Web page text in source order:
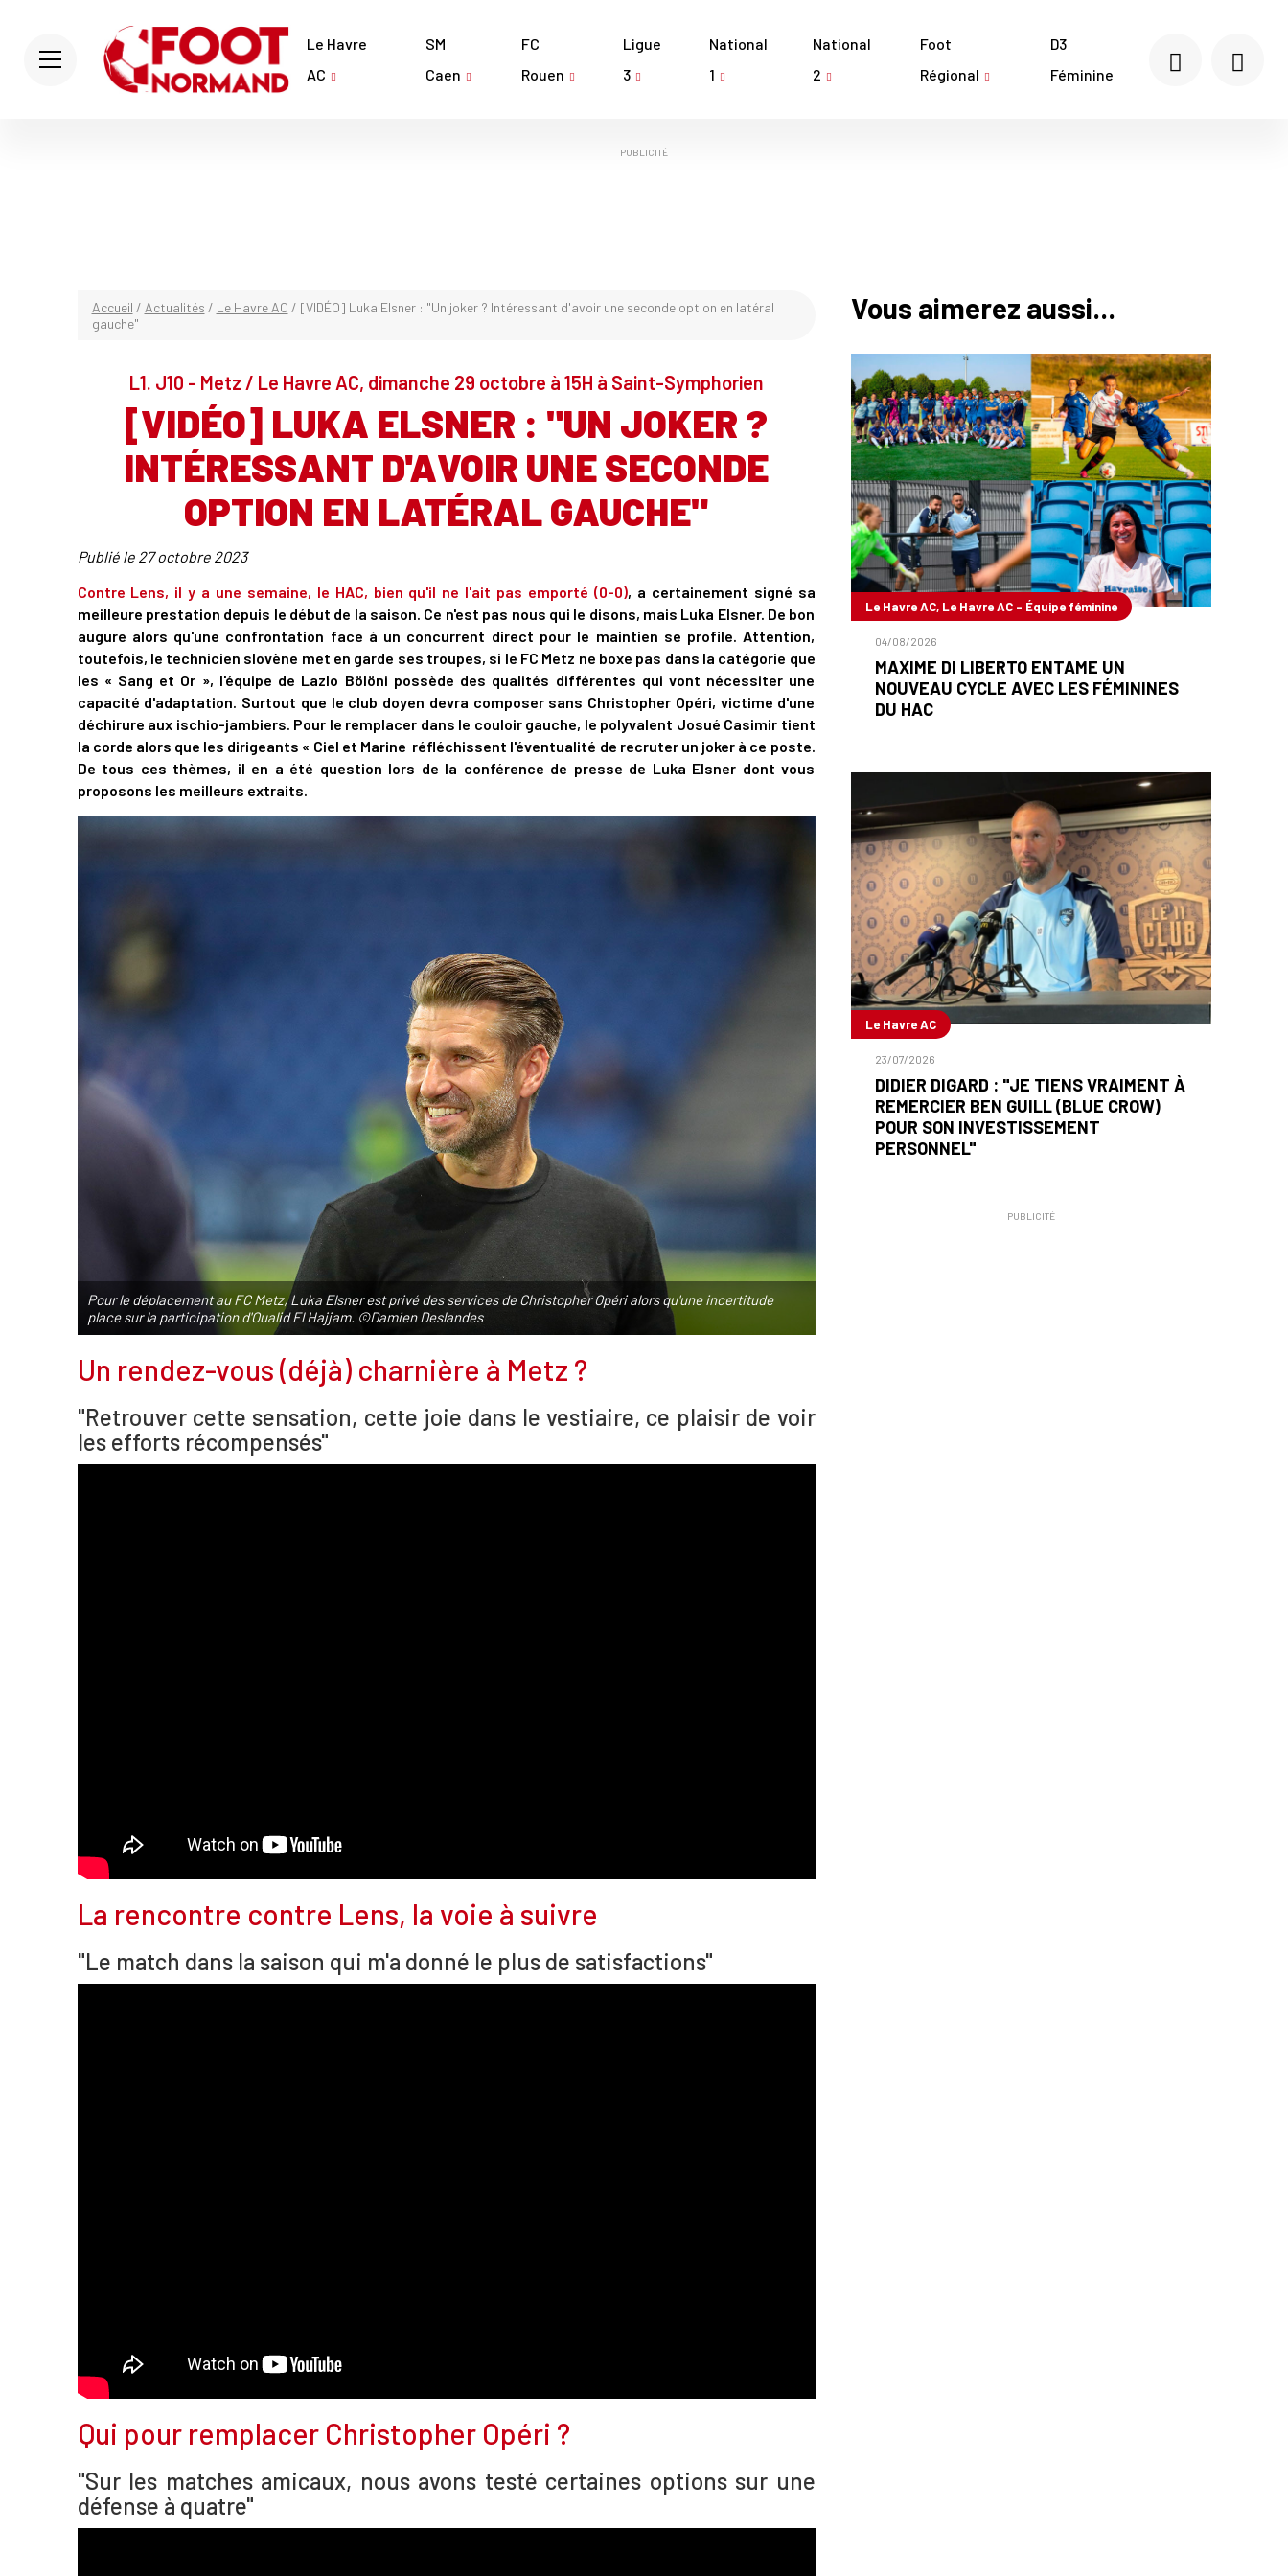
Le Havre
AC
SM
Caen
FC
Rouen
Ligue
3
National
1
National
2
Foot
Régional
D3
Féminine
PUBLICITÉ
Accueil / Actualités / Le Havre AC / [VIDÉO] Luka Elsner : "Un joker ? Intéressant d'avoir une seconde option en latéral
gauche"
L1. J10 - Metz / Le Havre AC, dimanche 29 octobre à 15H à Saint-Symphorien
[VIDÉO] LUKA ELSNER : "UN JOKER ?
INTÉRESSANT D'AVOIR UNE SECONDE
OPTION EN LATÉRAL GAUCHE"
Publié le 27 octobre 2023
Contre Lens, il y a une semaine, le HAC, bien qu'il ne l'ait pas emporté (0-0), a certainement signé sa
meilleure prestation depuis le début de la saison. Ce n'est pas nous qui le disons, mais Luka Elsner. De bon
augure alors qu'une confrontation face à un concurrent direct pour le maintien se profile. Attention,
toutefois, le technicien slovène met en garde ses troupes, si le FC Metz ne boxe pas dans la catégorie que
les « Sang et Or », l'équipe de Lazlo Bölöni possède des qualités différentes qui vont nécessiter une
capacité d'adaptation. Surtout que le club doyen devra composer sans Christopher Opéri, victime d'une
déchirure aux ischio-jambiers. Pour le remplacer dans le couloir gauche, le polyvalent Josué Casimir tient
la corde alors que les dirigeants « Ciel et Marine réfléchissent l'éventualité de recruter un joker à ce poste.
De tous ces thèmes, il en a été question lors de la conférence de presse de Luka Elsner dont vous
proposons les meilleurs extraits.
Pour le déplacement au FC Metz, Luka Elsner est privé des services de Christopher Opéri alors qu'une incertitude
place sur la participation d'Oualid El Hajjam. ©Damien Deslandes
Un rendez-vous (déjà) charnière à Metz ?
"Retrouver cette sensation, cette joie dans le vestiaire, ce plaisir de voir
les efforts récompensés"
La rencontre contre Lens, la voie à suivre
"Le match dans la saison qui m'a donné le plus de satisfactions"
Qui pour remplacer Christopher Opéri ?
"Sur les matches amicaux, nous avons testé certaines options sur une
défense à quatre"
Vous aimerez aussi...
Le Havre AC, Le Havre AC - Équipe féminine
04/08/2026
MAXIME DI LIBERTO ENTAME UN
NOUVEAU CYCLE AVEC LES FÉMININES
DU HAC
Le Havre AC
23/07/2026
DIDIER DIGARD : "JE TIENS VRAIMENT À
REMERCIER BEN GUILL (BLUE CROW)
POUR SON INVESTISSEMENT
PERSONNEL"
PUBLICITÉ